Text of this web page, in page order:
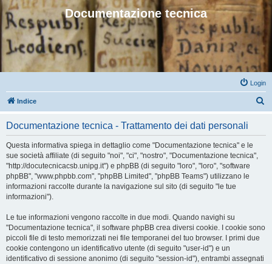
Documentazione tecnica
Login
Indice
Documentazione tecnica - Trattamento dei dati personali
Questa informativa spiega in dettaglio come "Documentazione tecnica" e le
sue società affiliate (di seguito "noi", "ci", "nostro", "Documentazione tecnica",
"http://docutecnicacsb.unipg.it") e phpBB (di seguito "loro", "loro", "software
phpBB", "www.phpbb.com", "phpBB Limited", "phpBB Teams") utilizzano le
informazioni raccolte durante la navigazione sul sito (di seguito "le tue
informazioni").
Le tue informazioni vengono raccolte in due modi. Quando navighi su
"Documentazione tecnica", il software phpBB crea diversi cookie. I cookie sono
piccoli file di testo memorizzati nei file temporanei del tuo browser. I primi due
cookie contengono un identificativo utente (di seguito "user-id") e un
identificativo di sessione anonimo (di seguito "session-id"), entrambi assegnati